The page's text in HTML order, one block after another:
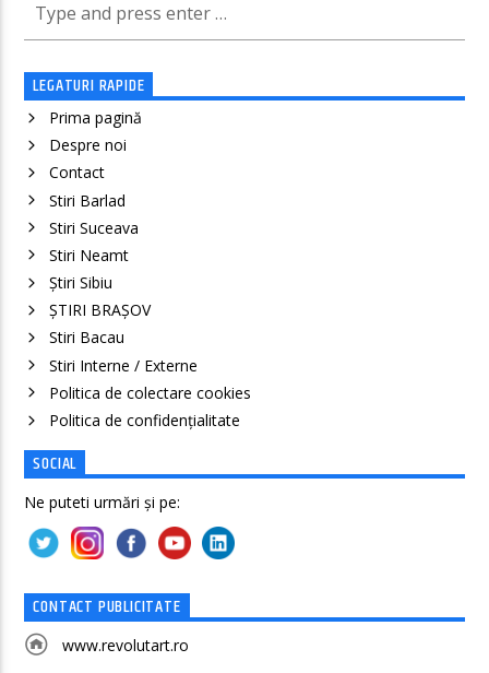
LEGATURI RAPIDE
Prima pagină
Despre noi
Contact
Stiri Barlad
Stiri Suceava
Stiri Neamt
Știri Sibiu
ȘTIRI BRAȘOV
Stiri Bacau
Stiri Interne / Externe
Politica de colectare cookies
Politica de confidenţialitate
SOCIAL
Ne puteti urmări și pe:
CONTACT PUBLICITATE
www.revolutart.ro